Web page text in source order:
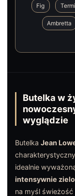
Fig
Ambretta
Butelka w
wyglądzie
Butelka Jean
idealnie
intensywnie
na myśl